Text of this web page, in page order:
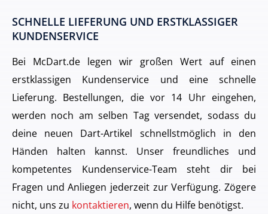
SCHNELLE LIEFERUNG UND ERSTKLASSIGER
KUNDENSERVICE
Bei McDart.de legen wir großen Wert auf einen
erstklassigen Kundenservice und eine schnelle
Lieferung. Bestellungen, die vor 14 Uhr eingehen,
werden noch am selben Tag versendet, sodass du
deine neuen Dart-Artikel schnellstmöglich in den
Händen halten kannst. Unser freundliches und
kompetentes Kundenservice-Team steht dir bei
Fragen und Anliegen jederzeit zur Verfügung. Zögere
nicht, uns zu kontaktieren, wenn du Hilfe benötigst.